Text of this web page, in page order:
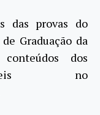
das provas do
Graduação da
dos
no